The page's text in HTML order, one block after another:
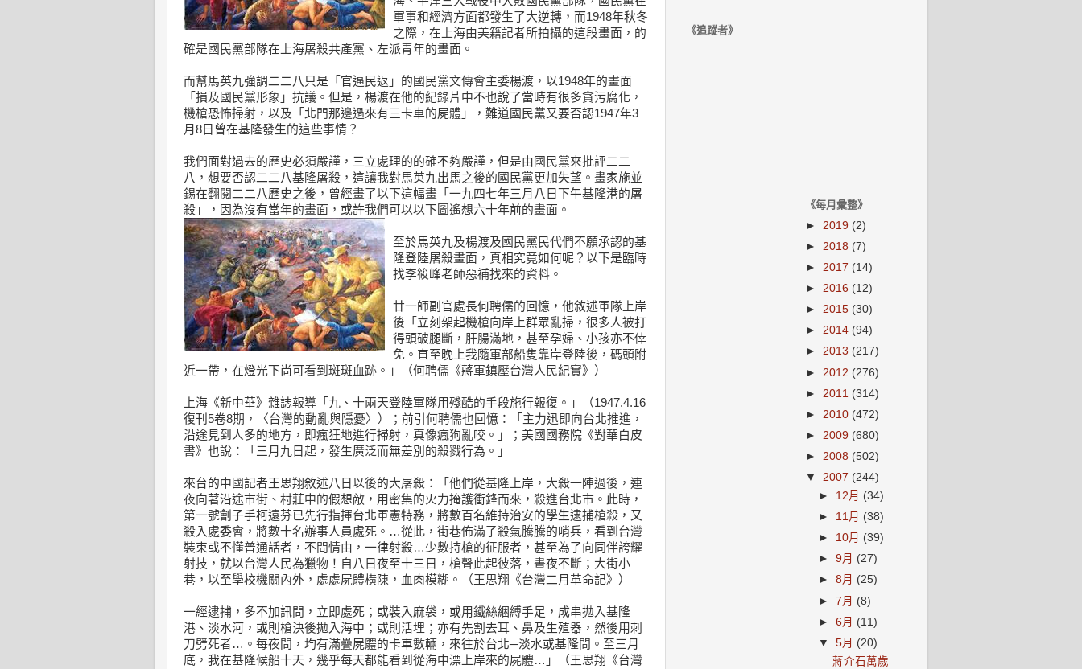
軍事和經濟方面都發生了大逆轉，而1948年秋冬
之際，在上海由美籍記者所拍攝的這段畫面，的
確是國民黨部隊在上海屠殺共產黨、左派青年的畫面。
而幫馬英九強調二二八只是「官逼民返」的國民黨文傳會主委楊渡，以1948年的畫面
「損及國民黨形象」抗議。但是，楊渡在他的紀錄片中不也說了當時有很多貪污腐化，
機槍恐怖掃射，以及「北門那邊過來有三卡車的屍體」，難道國民黨又要否認1947年3
月8日曾在基隆發生的這些事情？
我們面對過去的歷史必須嚴謹，三立處理的的確不夠嚴謹，但是由國民黨來批評二二
八，想要否認二二八基隆屠殺，這讓我對馬英九出馬之後的國民黨更加失望。畫家施並
錫在翻閱二二八歷史之後，曾經畫了以下這幅畫「一九四七年三月八日下午基隆港的屠
殺」，因為沒有當年的畫面，或許我們可以以下圖遙想六十年前的畫面。
至於馬英九及楊渡及國民黨民代們不願承認的基
隆登陸屠殺畫面，真相究竟如何呢？以下是臨時
找李筱峰老師惡補找來的資料。
廿一師副官處長何聘儒的回憶，他敘述軍隊上岸
後「立刻架起機槍向岸上群眾亂掃，很多人被打
得頭破腿斷，肝腸滿地，甚至孕婦、小孩亦不倖
免。直至晚上我隨軍部船隻靠岸登陸後，碼頭附
近一帶，在燈光下尚可看到斑斑血跡。」（何聘儒《蔣軍鎮壓台灣人民紀實》）
上海《新中華》雜誌報導「九、十兩天登陸軍隊用殘酷的手段施行報復。」（1947.4.16
復刊5卷8期，〈台灣的動亂與隱憂〉）；前引何聘儒也回憶：「主力迅即向台北推進，
沿途見到人多的地方，即瘋狂地進行掃射，真像瘋狗亂咬。」；美國國務院《對華白皮
書》也說：「三月九日起，發生廣泛而無差別的殺戮行為。」
來台的中國記者王思翔敘述八日以後的大屠殺：「他們從基隆上岸，大殺一陣過後，連
夜向著沿途市街、村莊中的假想敵，用密集的火力掩護衝鋒而來，殺進台北市。此時，
第一號劊子手柯遠芬已先行指揮台北軍憲特務，將數百名維持治安的學生逮捕槍殺，又
殺入處委會，將數十名辦事人員處死。…從此，街巷佈滿了殺氣騰騰的哨兵，看到台灣
裝束或不懂普通話者，不問情由，一律射殺…少數持槍的征服者，甚至為了向同伴誇耀
射技，就以台灣人民為獵物！自八日夜至十三日，槍聲此起彼落，晝夜不斷；大街小
巷，以至學校機關內外，處處屍體橫陳，血肉模糊。（王思翔《台灣二月革命記》）
一經逮捕，多不加訊問，立即處死；或裝入麻袋，或用鐵絲綑縛手足，成串拋入基隆
港、淡水河，或則槍決後拋入海中；或則活埋；亦有先割去耳、鼻及生殖器，然後用刺
刀劈死者…。每夜間，均有滿疊屍體的卡車數輛，來往於台北─淡水或基隆間。至三月
底，我在基隆候船十天，幾乎每天都能看到從海中漂上岸來的屍體…」（王思翔《台灣
《追蹤者》
《每月彙整》
► 2019 (2)
► 2018 (7)
► 2017 (14)
► 2016 (12)
► 2015 (30)
► 2014 (94)
► 2013 (217)
► 2012 (276)
► 2011 (314)
► 2010 (472)
► 2009 (680)
► 2008 (502)
▼ 2007 (244)
► 12月 (34)
► 11月 (38)
► 10月 (39)
►9月 (27)
►8月 (25)
►7月 (8)
►6月 (11)
▼5月 (20)
蔣介石萬歲